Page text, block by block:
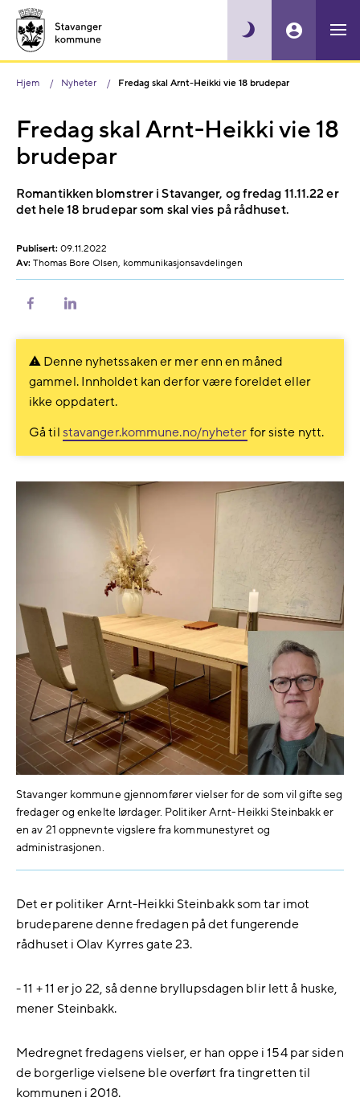
Hjem Nyheter Fredag skal Arnt-Heikki vie 18 brudepar
Fredag skal Arnt-Heikki vie 18
brudepar
Romantikken blomstrer i Stavanger, og fredag 11.11.22 er
det hele 18 brudepar som skal vies på rådhuset.
Publisert: 09.11.2022
Av: Thomas Bore Olsen, kommunikasjonsavdelingen
Del
Del
Denne nyhetssaken er mer enn en måned
gammel. Innholdet kan derfor være foreldet eller
ikke oppdatert.
Gå til stavanger.kommune.no/nyheter for siste nytt.
Stavanger kommune gjennomfører vielser for de som vil gifte seg
fredager og enkelte lørdager. Politiker Arnt-Heikki Steinbakk er
en av 21 oppnevnte vigslere fra kommunestyret og
administrasjonen.
Det er politiker Arnt-Heikki Steinbakk som tar imot
brudeparene denne fredagen på det fungerende
rådhuset i Olav Kyrres gate 23.
- 11 + 11 er jo 22, så denne bryllupsdagen blir lett å huske,
mener Steinbakk.
Medregnet fredagens vielser, er han oppe i 154 par siden
de borgerlige vielsene ble overført fra tingretten til
kommunen i 2018.